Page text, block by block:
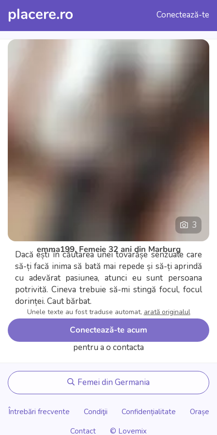
placere.ro Conectează-te
3
emma199, Femeie 32 ani din Marburg
Dacă ești în căutarea unei tovarășe senzuale care
să-ți facă inima să bată mai repede și să-ți aprindă
cu adevărat pasiunea, atunci eu sunt persoana
potrivită. Cineva trebuie să-mi stingă focul, focul
dorinței. Caut bărbat.
Unele texte au fost traduse automat, arată originalul
Conectează-te acum
pentru a o contacta
Femei din Germania
Întrebări frecvente Condiţii Confidențialitate
Orașe
Contact
© Lovemix